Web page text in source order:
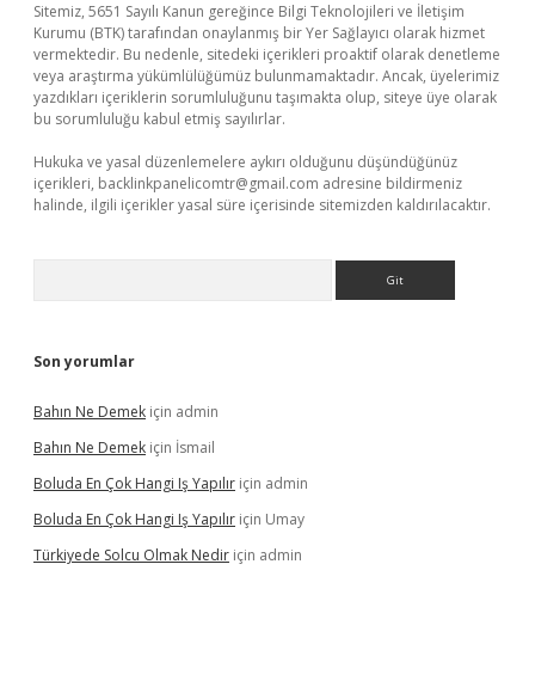
Sitemiz, 5651 Sayılı Kanun gereğince Bilgi Teknolojileri ve İletişim
Kurumu (BTK) tarafından onaylanmış bir Yer Sağlayıcı olarak hizmet
vermektedir. Bu nedenle, sitedeki içerikleri proaktif olarak denetleme
veya araştırma yükümlülüğümüz bulunmamaktadır. Ancak, üyelerimiz
yazdıkları içeriklerin sorumluluğunu taşımakta olup, siteye üye olarak
bu sorumluluğu kabul etmiş sayılırlar.
Hukuka ve yasal düzenlemelere aykırı olduğunu düşündüğünüz
içerikleri, backlinkpanelicomtr@gmail.com adresine bildirmeniz
halinde, ilgili içerikler yasal süre içerisinde sitemizden kaldırılacaktır.
Son yorumlar
Bahın Ne Demek için admin
Bahın Ne Demek için İsmail
Boluda En Çok Hangi Iş Yapılır için admin
Boluda En Çok Hangi Iş Yapılır için Umay
Türkiyede Solcu Olmak Nedir için admin